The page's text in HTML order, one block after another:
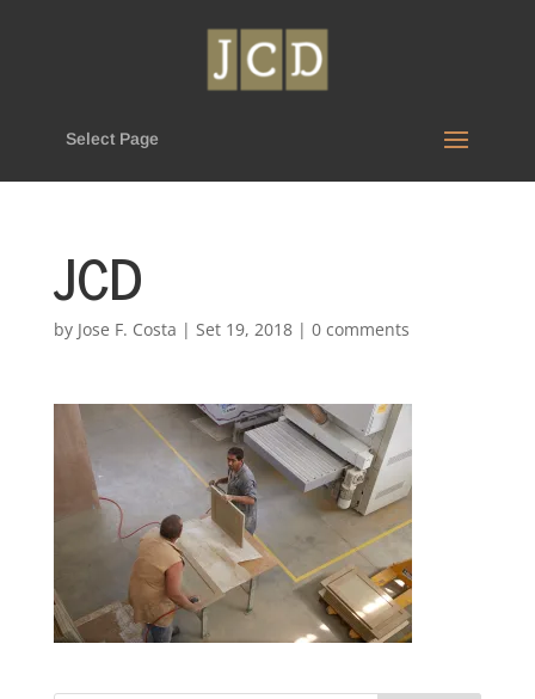
Select Page
JCD
by Jose F. Costa | Set 19, 2018| 0 comments